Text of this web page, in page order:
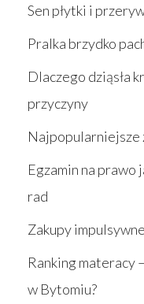
Sen płytki i
Pralka brzydko
Dlaczego dziąsła
przyczyny
Najpopularniejsze
Egzamin na prawo
rad
Zakupy
Ranking materacy
w Bytomiu?